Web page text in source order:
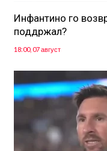
Инфантино го
поддржал?
18:00, 07 август